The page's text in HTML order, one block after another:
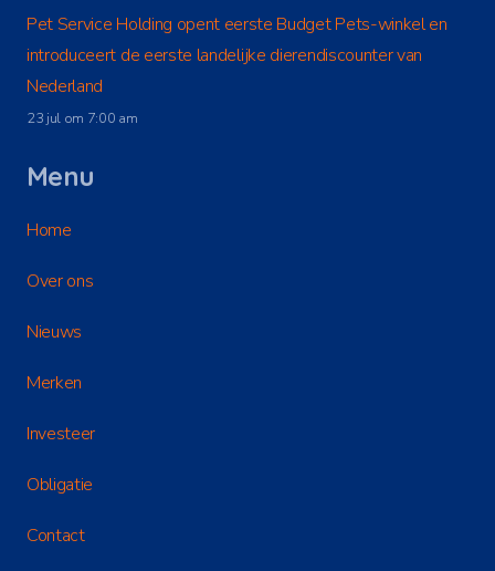
Pet Service Holding opent eerste Budget Pets-winkel en
introduceert de eerste landelijke dierendiscounter van
Nederland
23 jul om 7:00 am
Menu
Home
Over ons
Nieuws
Merken
Investeer
Obligatie
Contact